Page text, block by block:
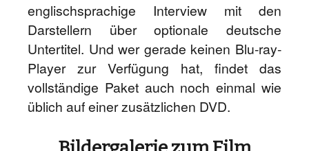
englischsprachige Interview mit den
Darstellern über optionale deutsche
Untertitel. Und wer gerade keinen Blu-ray-
Player zur Verfügung hat, findet das
vollständige Paket auch noch einmal wie
üblich auf einer zusätzlichen DVD.